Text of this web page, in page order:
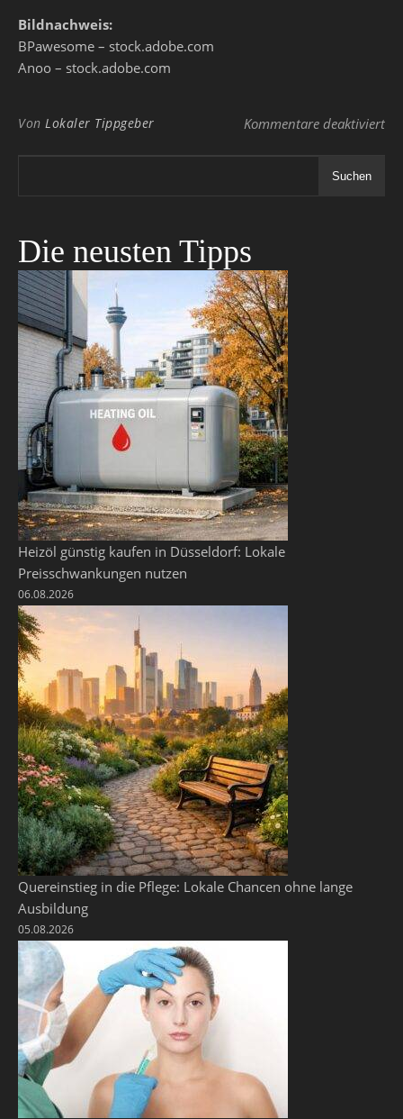
Bildnachweis:
BPawesome – stock.adobe.com
Anoo – stock.adobe.com
Von Lokaler Tippgeber Kommentare deaktiviertfür
Suchen
Die neusten Tipps
Heizöl günstig kaufen in Düsseldorf: Lokale
Preisschwankungen nutzen
06.08.2026
Quereinstieg in die Pflege: Lokale Chancen ohne lange
Ausbildung
05.08.2026